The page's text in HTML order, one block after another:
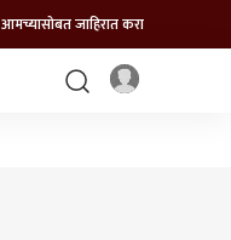
आमच्यासोबत जाहिरात करा